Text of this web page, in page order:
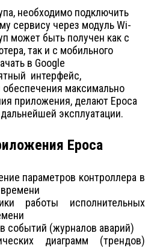
необходимо подключить
сервису через модуль Wi-
может быть получен как с
так и с мобильного
в Google
интерфейс,
максимально
приложения, делают Epoca
эксплуатации.
Epoca
параметров контроллера в
работы исполнительных
событий (журналов аварий)
диаграмм (трендов)